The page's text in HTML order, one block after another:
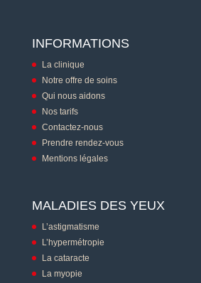
INFORMATIONS
La clinique
Notre offre de soins
Qui nous aidons
Nos tarifs
Contactez-nous
Prendre rendez-vous
Mentions légales
MALADIES DES YEUX
L’astigmatisme
L’hypermétropie
La cataracte
La myopie